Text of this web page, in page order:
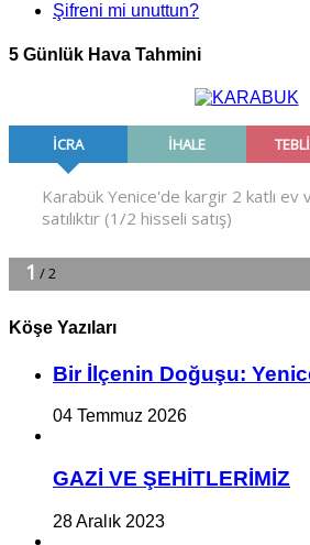
Şifreni mi unuttun?
5 Günlük Hava Tahmini
Köşe Yazıları
Bir İlçe­nin Do­ğu­şu:
04 Temmuz 2026
GAZİ VE ŞEHİTLERİMİZ
28 Aralık 2023